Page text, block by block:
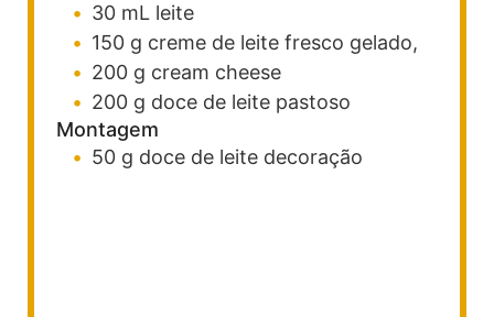
30 mL leite
150 g creme de leite fresco gelado,
200 g cream cheese
200 g doce de leite pastoso
Montagem
50 g doce de leite decoração